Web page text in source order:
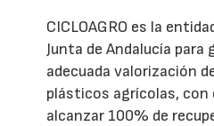
CICLOAGRO es la
Junta de Andalucía para
adecuada valorización
plásticos agrícolas, con
alcanzar 100% de